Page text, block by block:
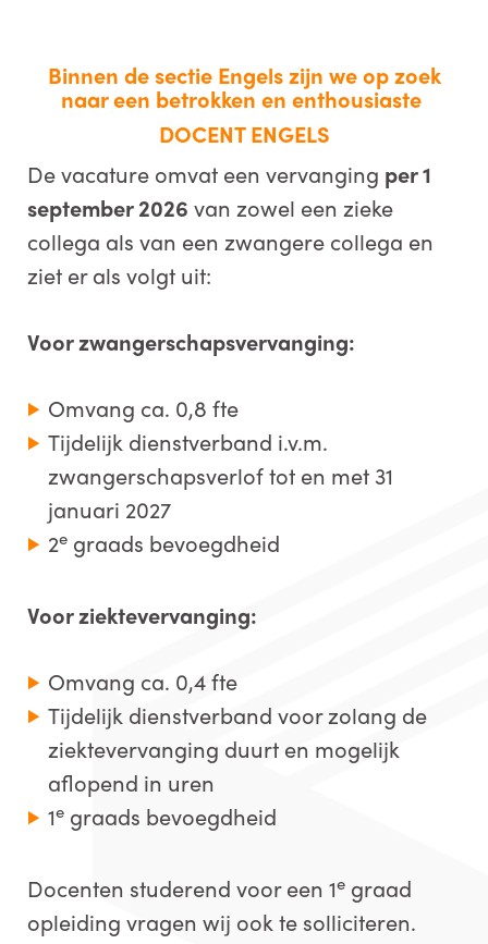
Binnen de sectie Engels zijn we op zoek
naar een betrokken en enthousiaste
DOCENT ENGELS
De vacature omvat een vervanging per 1
september 2026 van zowel een zieke
collega als van een zwangere collega en
ziet er als volgt uit:
Voor zwangerschapsvervanging:
Omvang ca. 0,8 fte
Tijdelijk dienstverband i.v.m.
zwangerschapsverlof tot en met 31
januari 2027
2e graads bevoegdheid
Voor ziektevervanging:
Omvang ca. 0,4 fte
Tijdelijk dienstverband voor zolang de
ziektevervanging duurt en mogelijk
aflopend in uren
1e graads bevoegdheid
Docenten studerend voor een 1e graad
opleiding vragen wij ook te solliciteren.